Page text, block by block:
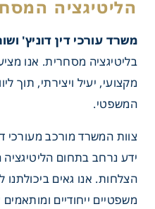
משרד עורכי דין דוניץ'
בליטיגציה מסחרית. אנו
מקצועי, יעיל ויצירתי, תוך
המשפטי.
צוות המשרד מורכב מעורכי
ידע נרחב בתחום
הצלחות. אנו גאים ביכולתנו
משפטיים ייחודיים